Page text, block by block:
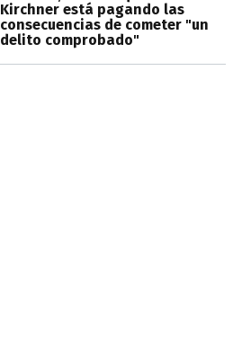
Kirchner está pagando las
consecuencias de cometer "un
delito comprobado"